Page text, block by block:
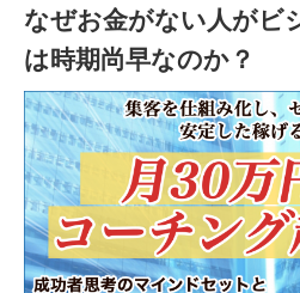
なぜお金がない人がビ
は時期尚早なのか？